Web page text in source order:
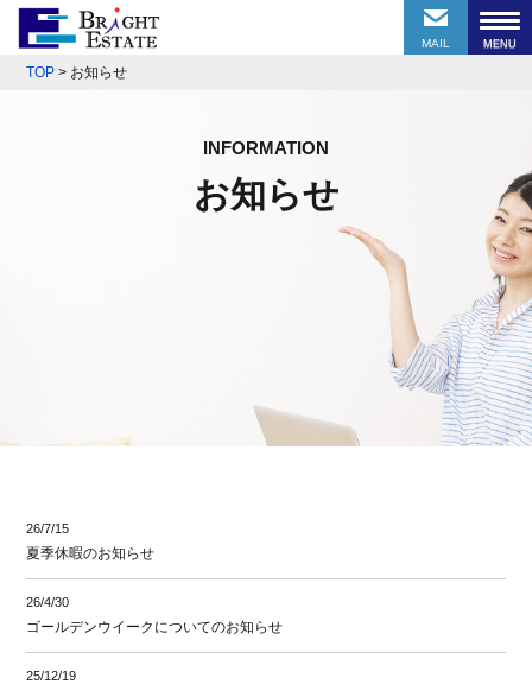
MAIL
TOP > お知らせ
INFORMATION
お知らせ
26/7/15
夏季休暇のお知らせ
26/4/30
ゴールデンウイークについてのお知らせ
25/12/19